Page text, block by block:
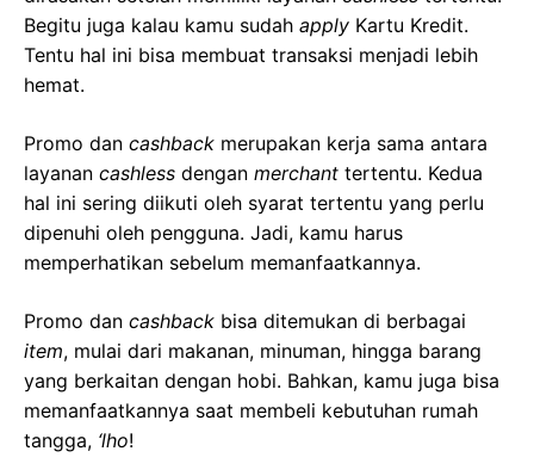
Begitu juga kalau kamu sudah apply Kartu Kredit.
Tentu hal ini bisa membuat transaksi menjadi lebih
hemat.
Promo dan cashback merupakan kerja sama antara
layanan cashless dengan merchant tertentu. Kedua
hal ini sering diikuti oleh syarat tertentu yang perlu
dipenuhi oleh pengguna. Jadi, kamu harus
memperhatikan sebelum memanfaatkannya.
Promo dan cashback bisa ditemukan di berbagai
item, mulai dari makanan, minuman, hingga barang
yang berkaitan dengan hobi. Bahkan, kamu juga bisa
memanfaatkannya saat membeli kebutuhan rumah
tangga, ‘lho!